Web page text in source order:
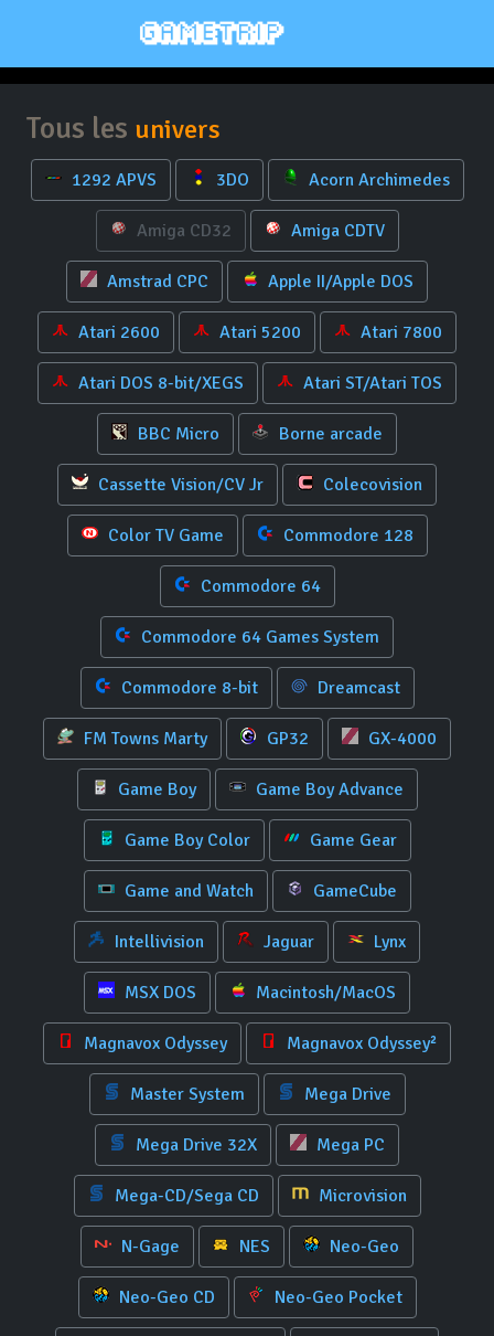
Tous les univers
1292 APVS 3DO Acorn Archimedes
Amiga CD32 Amiga CDTV
Amstrad CPC Apple II/Apple DOS
Atari 2600 Atari 5200 Atari 7800
Atari DOS 8-bit/XEGS Atari ST/Atari TOS
BBC Micro Borne arcade
Cassette Vision/CV Jr Colecovision
Color TV Game Commodore 128
Commodore 64
Commodore 64 Games System
Commodore 8-bit Dreamcast
FM Towns Marty GP32 GX-4000
Game Boy Game Boy Advance
Game Boy Color Game Gear
Game and Watch GameCube
Intellivision Jaguar Lynx
MSX DOS Macintosh/MacOS
Magnavox Odyssey Magnavox Odyssey²
Master System Mega Drive
Mega Drive 32X Mega PC
Mega-CD/Sega CD Microvision
N-Gage NES Neo-Geo
Neo-Geo CD Neo-Geo Pocket